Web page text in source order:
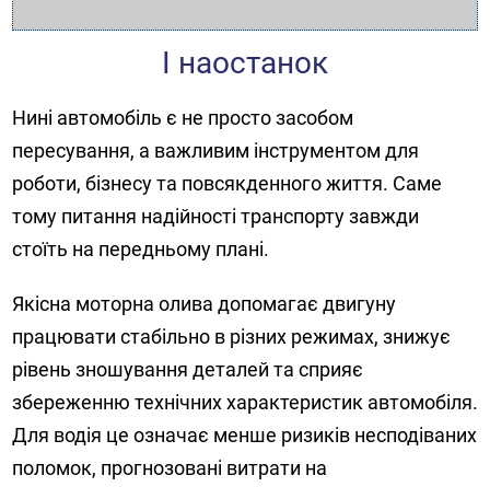
І наостанок
Нині автомобіль є не просто засобом
пересування, а важливим інструментом для
роботи, бізнесу та повсякденного життя. Саме
тому питання надійності транспорту завжди
стоїть на передньому плані.
Якісна моторна олива допомагає двигуну
працювати стабільно в різних режимах, знижує
рівень зношування деталей та сприяє
збереженню технічних характеристик автомобіля.
Для водія це означає менше ризиків несподіваних
поломок, прогнозовані витрати на